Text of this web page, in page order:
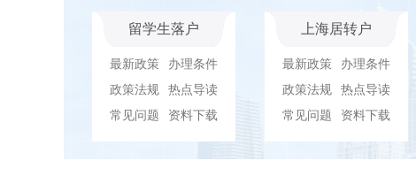
留学生落户
最新政策
办理条件
政策法规
热点导读
常见问题
资料下载
上海居转户
最新政策
办理条件
政策法规
热点导读
常见问题
资料下载